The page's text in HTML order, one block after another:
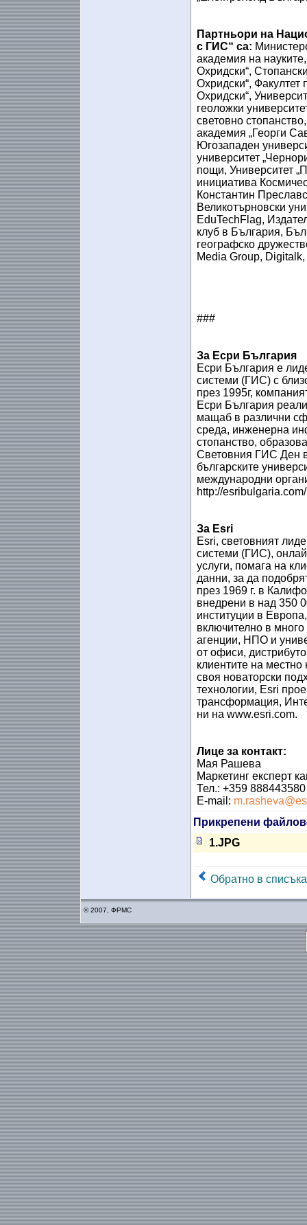
Партньори на
с ГИС“ са:
академия на
Охридски“,
Охридски“,
Охридски“,
геоложки
световно
академия „Георги
Югозападен
университет
пощи, Университет
инициатива
Константин
Великотърновски
EduTechFlag,
клуб в България,
географско
Media Group,
###
За Есри България
Есри България е
системи (ГИС) с
през 1995г,
Есри България
мащаб в различни
среда, инженерна
стопанство,
Световния ГИС Ден
българските
международни
http://
За Esri
Esri, световният
системи (ГИС),
услуги, помага на
данни, за да
през 1969 г. в
внедрени в над 350
институции в
включително в
агенции, НПО и
от офиси,
клиентите на
своя новаторски
технологии, Esri
трансформация,
ни на www.esri.com.
Лице за контакт:
Мая Рашева
Маркетинг експерт
Тел.: +359 888443580
Е-mail:
Прикрепени
1.JPG
Обратно в списъка
© 2007, ФРМС